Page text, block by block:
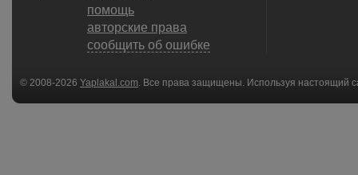
помощь
авторские права
сообщить об ошибке
© 2008-2026 Yaplakal.com . Все права защищены. Используя настоящий
соглашения.